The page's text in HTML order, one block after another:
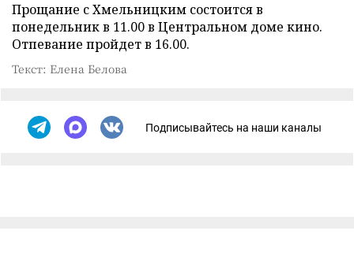
Прощание с Хмельницким состоится в
понедельник в 11.00 в Центральном доме кино.
Отпевание пройдет в 16.00.
Текст: Елена Белова
Подписывайтесь на наши каналы